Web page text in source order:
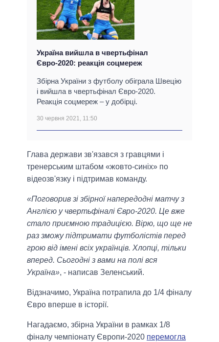
Україна вийшла в чвертьфінал
Євро-2020: реакція соцмереж
Збірна України з футболу обіграла Швецію
і вийшла в чвертьфінал Євро-2020.
Реакція соцмереж – у добірці.
30 червня 2021, 11:50
Глава держави зв'язався з гравцями і
тренерським штабом «жовто-синіх» по
відеозв'язку і підтримав команду.
«Поговорив зі збірної напередодні матчу з
Англією у чвертьфіналі Євро-2020. Це вже
стало приємною традицією. Вірю, що ще не
раз зможу підтримати футболістів перед
грою від імені всіх українців. Хлопці, тільки
вперед. Сьогодні з вами на полі вся
Україна», - написав Зеленський.
Відзначимо, Україна потрапила до 1/4 фіналу
Євро вперше в історії.
Нагадаємо, збірна України в рамках 1/8
фіналу чемпіонату Європи-2020 перемогла